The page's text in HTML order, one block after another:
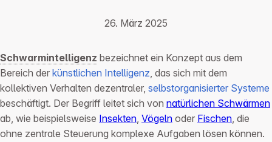
26. März 2025
Schwarmintelligenz bezeichnet ein Konzept aus dem
Bereich der künstlichen Intelligenz, das sich mit dem
kollektiven Verhalten dezentraler, selbstorganisierter Systeme
beschäftigt. Der Begriff leitet sich von natürlichen Schwärmen
ab, wie beispielsweise Insekten, Vögeln oder Fischen, die
ohne zentrale Steuerung komplexe Aufgaben lösen können.